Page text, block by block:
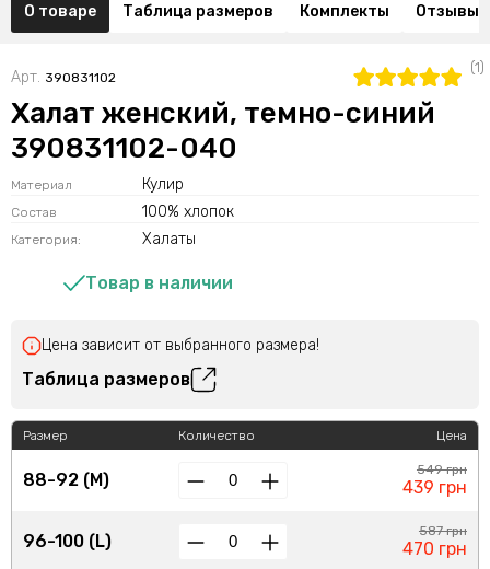
О товаре Таблица размеров Комплекты Отзывы
Арт. 390831102
(1)
Халат женский, темно-синий
390831102-040
Материал Кулир
Состав 100% хлопок
Категория: Халаты
Товар в наличии
Цена зависит от выбранного размера!
Таблица размеров
Размер
88-92 (M)
96-100 (L)
Количество Цена
549 грн
439 грн
587 грн
470 грн